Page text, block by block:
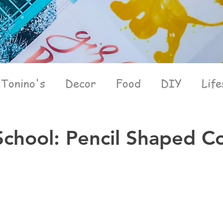
Tonino's Decor Food DIY
Pencil Shaped